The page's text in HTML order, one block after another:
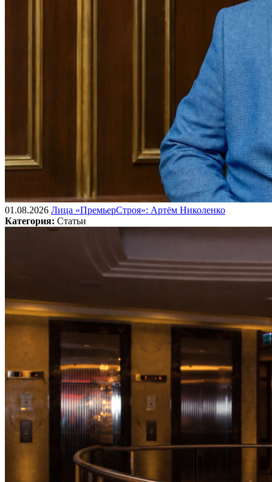
01.08.2026 Лица «ПремьерСтроя»: Артём Николенко
Категория: Статьи